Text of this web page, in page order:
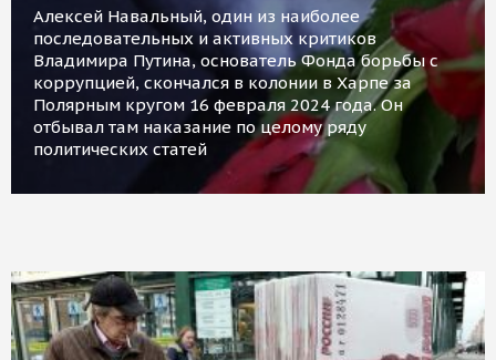
Алексей Навальный, один из наиболее
последовательных и активных критиков
Владимира Путина, основатель Фонда борьбы с
коррупцией, скончался в колонии в Харпе за
Полярным кругом 16 февраля 2024 года. Он
отбывал там наказание по целому ряду
политических статей